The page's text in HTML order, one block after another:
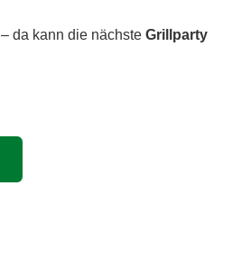
– da kann die nächste Grillparty